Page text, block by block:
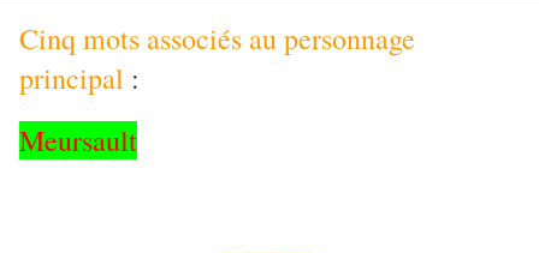
Cinq mots associés au personnage
principal :
Meursault